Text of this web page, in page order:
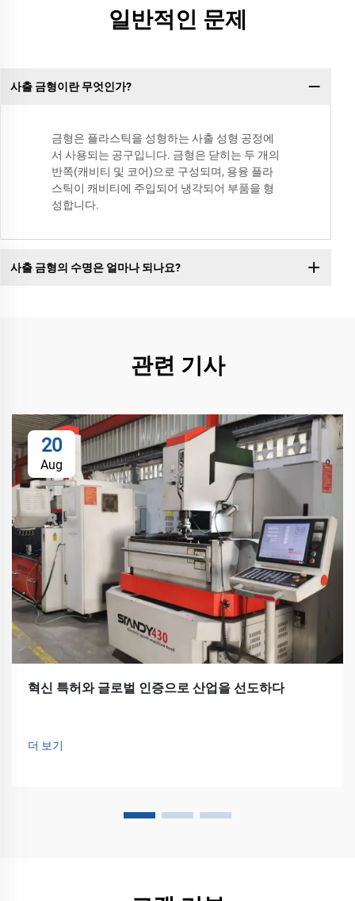
일반적인 문제
사출 금형이란 무엇인가?
금형은 플라스틱을 성형하는 사출 성형 공정에
서 사용되는 공구입니다. 금형은 닫히는 두 개의
반쪽(캐비티 및 코어)으로 구성되며, 용융 플라
스틱이 캐비티에 주입되어 냉각되어 부품을 형
성합니다.
사출 금형의 수명은 얼마나 되나요?
관련 기사
20
Aug
혁신 특허와 글로벌 인증으로 산업을 선도하다
더 보기